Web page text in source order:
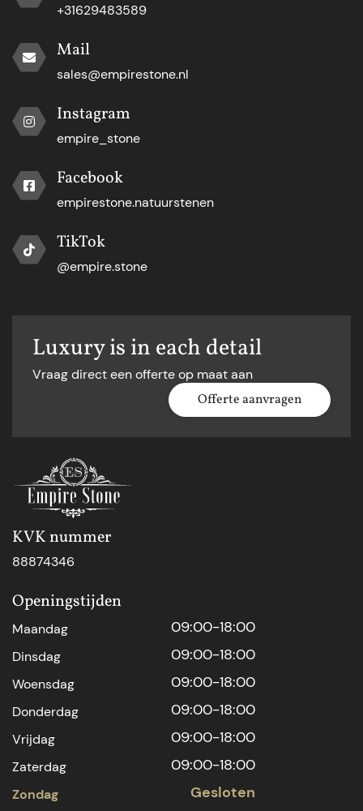
+31629483589
Mail
sales@empirestone.nl
Instagram
empire_stone
Facebook
empirestone.natuurstenen
TikTok
@empire.stone
Luxury is in each detail
Vraag direct een offerte op maat aan
Offerte aanvragen
KVK nummer
88874346
Openingstijden
Maandag 09:00-18:00
Dinsdag 09:00-18:00
Woensdag 09:00-18:00
Donderdag 09:00-18:00
Vrijdag 09:00-18:00
Zaterdag 09:00-18:00
Zondag Gesloten